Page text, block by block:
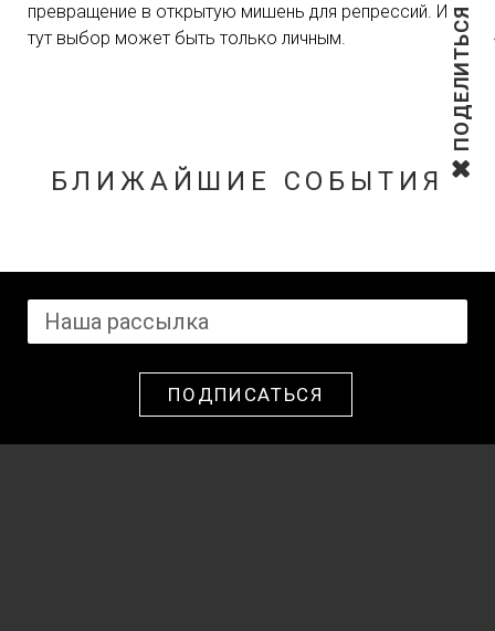
ПОДЕЛИТЬСЯ
превращение в открытую мишень для репрессий. И
тут выбор может быть только личным.
БЛИЖАЙШИЕ СОБЫТИЯ
ПОДПИСАТЬСЯ